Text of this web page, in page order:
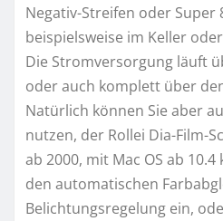
Negativ-Streifen oder Super
beispielsweise im Keller
Die Stromversorgung läuft
oder auch komplett über
Natürlich können Sie aber
nutzen, der Rollei Dia-Film-
ab 2000, mit Mac OS ab
den automatischen
Belichtungsregelung ein,